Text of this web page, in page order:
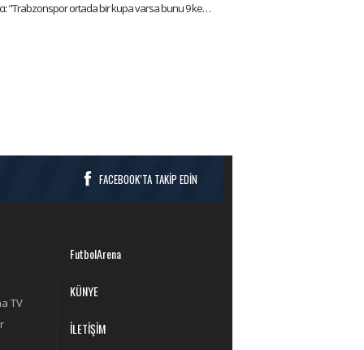
Abdullah Avcı: "Trabzonspor ortada bir kupa varsa bunu 9 kez kazanmıştır ve favorisidir"
FACEBOOK’TA TAKİP EDİN
TV
FutbolArena
KÜNYE
İLETİŞİM